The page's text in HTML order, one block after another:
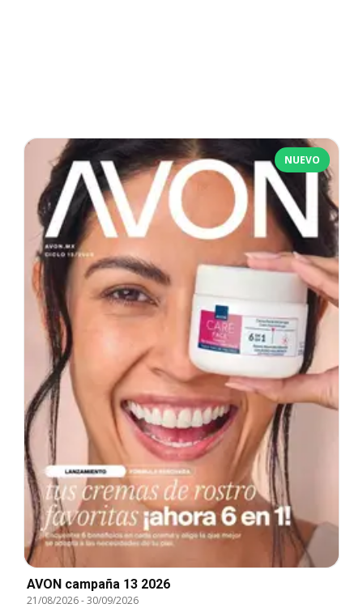
NUEVO
AVON campaña 13 2026
21/08/2026-30/09/2026